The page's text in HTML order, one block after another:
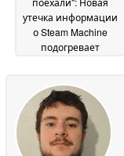
утечка информации
о Steam Machine
подогревает